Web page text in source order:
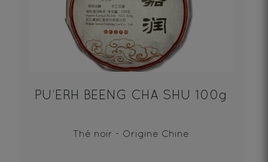
PU‘ERH BEENG CHA SHU 100g
Thé noir - Origine Chine